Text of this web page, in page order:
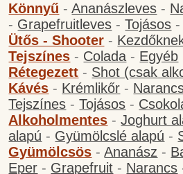
Könnyű -Ananászleves -
- Grapefruitleves -Tojásos
Ütős - Shooter -
Tejszínes - Colada - Egyéb
Rétegezett - Shot (csak
Kávés - Krémlikőr -
Tejszínes -Tojásos -
Alkoholmentes -Joghurt
alapú - Gyümölcslé alapú -
Gyümölcsös -Ananász -
Eper - Grapefruit - Narancs